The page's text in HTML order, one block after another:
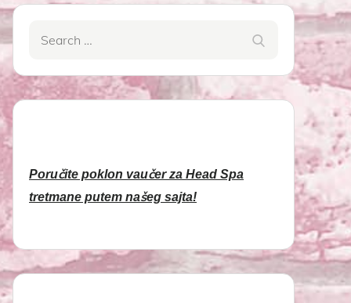
Poručite poklon vaučer za Head Spa
tretmane putem našeg sajta!